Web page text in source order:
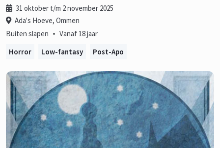
31 oktober t/m 2 november 2025
Ada's Hoeve, Ommen
Buiten slapen • Vanaf 18 jaar
Horror
Low-fantasy Post-Apo